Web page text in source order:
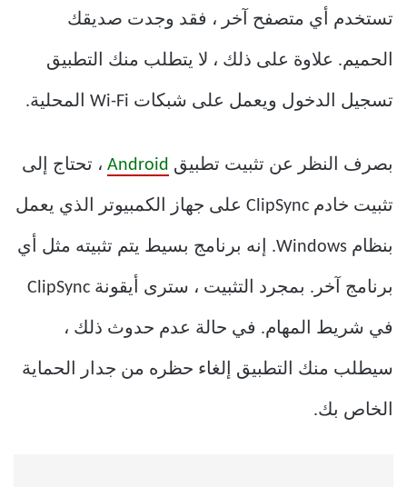
تستخدم أي متصفح آخر ، فقد وجدت صديقك
الحميم. علاوة على ذلك ، لا يتطلب منك التطبيق
تسجيل الدخول ويعمل على شبكات Wi-Fi المحلية.
بصرف النظر عن تثبيت تطبيق Android ، تحتاج إلى
تثبيت خادم ClipSync على جهاز الكمبيوتر الذي يعمل
بنظام Windows. إنه برنامج بسيط يتم تثبيته مثل أي
برنامج آخر. بمجرد التثبيت ، سترى أيقونة ClipSync
في شريط المهام. في حالة عدم حدوث ذلك ،
سيطلب منك التطبيق إلغاء حظره من جدار الحماية
الخاص بك.